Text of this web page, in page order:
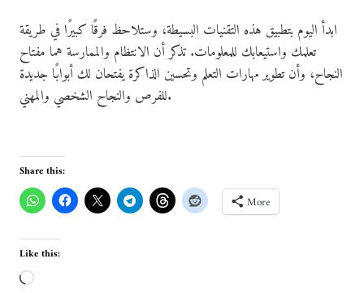
ابدأ اليوم بتطبيق هذه التقنيات البسيطة، وستلاحظ فرقًا كبيرًا في طريقة
تعلمك واستيعابك للمعلومات. تذكر أن الانتظام والممارسة هما مفتاح
النجاح، وأن تطوير مهارات التعلم وتحسين الذاكرة يفتحان لك أبوابًا جديدة
للفرص والنجاح الشخصي والمهني.
Share this:
More
Like this:
L